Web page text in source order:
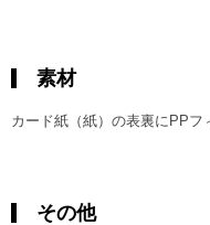
素材
カード紙（紙）の表裏にPPフ
その他